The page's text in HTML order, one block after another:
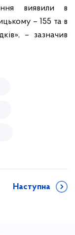
виявили в
– 155 та в
– зазначив
Наступна